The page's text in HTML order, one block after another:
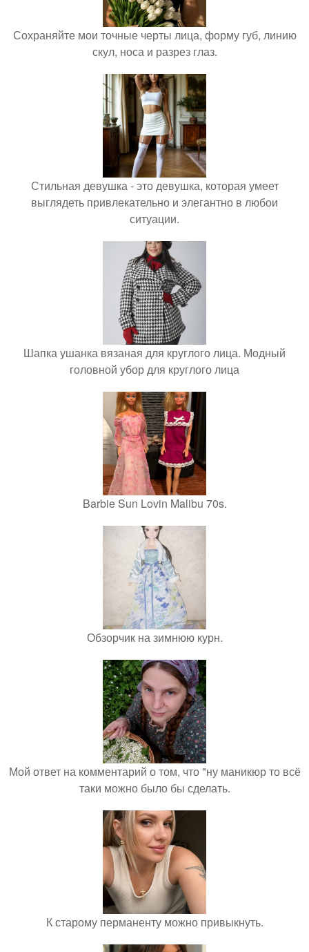
Сохраняйте мои точные черты лица, форму губ, линию
скул, носа и разрез глаз.
Стильная девушка - это девушка, которая умеет
выглядеть привлекательно и элегантно в любои
ситуации.
Шапка ушанка вязаная для круглого лица. Модный
головной убор для круглого лица
Barbie Sun Lovin Malibu 70s.
Обзорчик на зимнюю курн.
Мой ответ на комментарий о том, что "ну маникюр то всё
таки можно было бы сделать.
К старому перманенту можно привыкнуть.